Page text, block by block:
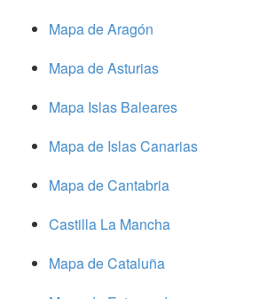
Mapa de Aragón
Mapa de Asturias
Mapa Islas Baleares
Mapa de Islas Canarias
Mapa de Cantabria
Castilla La Mancha
Mapa de Cataluña